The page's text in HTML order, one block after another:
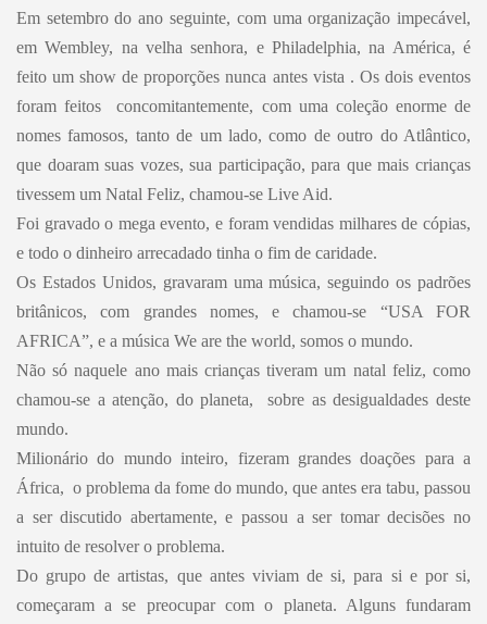
Em setembro do ano seguinte, com uma organização impecável,
em Wembley, na velha senhora, e Philadelphia, na América, é
feito um show de proporções nunca antes vista . Os dois eventos
foram feitos concomitantemente, com uma coleção enorme de
nomes famosos, tanto de um lado, como de outro do Atlântico,
que doaram suas vozes, sua participação, para que mais crianças
tivessem um Natal Feliz, chamou-se Live Aid.
Foi gravado o mega evento, e foram vendidas milhares de cópias,
e todo o dinheiro arrecadado tinha o fim de caridade.
Os Estados Unidos, gravaram uma música, seguindo os padrões
britânicos, com grandes nomes, e chamou-se “USA FOR
AFRICA”, e a música We are the world, somos o mundo.
Não só naquele ano mais crianças tiveram um natal feliz, como
chamou-se a atenção, do planeta, sobre as desigualdades deste
mundo.
Milionário do mundo inteiro, fizeram grandes doações para a
África, o problema da fome do mundo, que antes era tabu, passou
a ser discutido abertamente, e passou a ser tomar decisões no
intuito de resolver o problema.
Do grupo de artistas, que antes viviam de si, para si e por si,
começaram a se preocupar com o planeta. Alguns fundaram